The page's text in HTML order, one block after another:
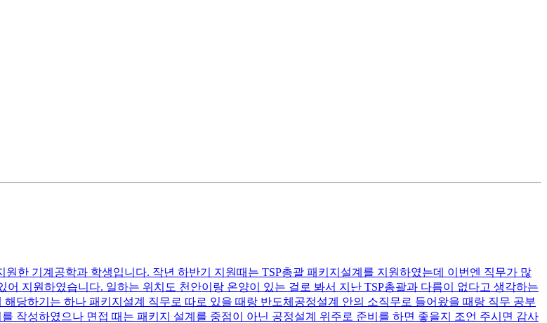
한 기계공학과 학생입니다. 작년 하반기 지원때는 TSP총괄 패키지설계를 지원하였는데 이번엔 직무가 많
지원하였습니다. 일하는 위치도 천안이랑 온양이 있는 걸로 봐서 지난 TSP총괄과 다름이 없다고 생각하는
당하기는 하나 패키지설계 직무로 따로 있을 때랑 반도체공정설계 안의 소직무로 들어왔을 때랑 직무 공부
작성하였으나 면접 때는 패키지 설계를 중점이 아닌 공정설계 위주로 준비를 하면 좋을지 조언 주시면 감사